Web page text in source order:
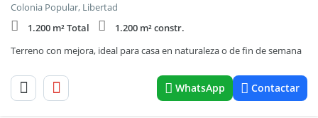
Colonia Popular, Libertad
1.200 m² Total
1.200 m² constr.
Terreno con mejora, ideal para casa en naturaleza o de fin de semana
WhatsApp Contactar